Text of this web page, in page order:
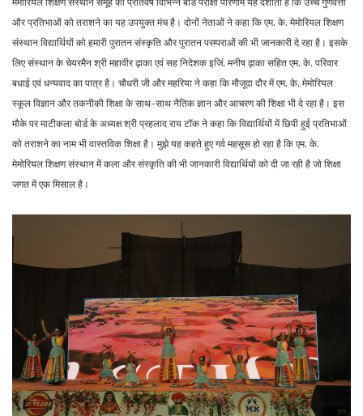
और प्रतिभाओं को तराशने का यह उपयुक्त मंच है। दोनों नेताओं ने कहा कि एम. के. मेमोरियल शिक्षण
संस्थान विद्यार्थियों को हमारी पुरातन संस्कृति और पुरातन परम्पराओं की भी जानकारी दे रहा है। इसके
लिए संस्थान के चेयरमैन श्री महावीर ढ़ाका एवं सह निदेशक इजिं. मनीष ढ़ाका सहित एम. के. परिवार
बधाई एवं धन्यवाद का पात्र है। चौधरी जी और महरिया ने कहा कि मौजूदा दौर में एम. के. मेमोरियल
स्कूल विज्ञान और तकनीकी शिक्षा के साथ-साथ नैतिक ज्ञान और आचरण की शिक्षा भी दे रहा है। इस
मौके पर माटीकला बोर्ड के अध्यक्ष श्री प्रहलाद राय टॉक ने कहा कि विद्यार्थियों में छिपी हुई प्रतिभाओं
को तराशने का नाम भी वास्तविक शिक्षा है। मुझे यह कहते हुए गर्व महसूस हो रहा है कि एम. के.
मेमोरियल शिक्षण संस्थान में कला और संस्कृति की भी जानकारी विद्यार्थियों को दी जा रही है जो शिक्षा
जगत में एक मिसाल है।